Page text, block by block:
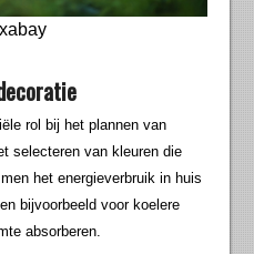
rol bij het plannen van
selecteren van kleuren die
het energieverbruik in huis
bijvoorbeeld voor koelere
absorberen.